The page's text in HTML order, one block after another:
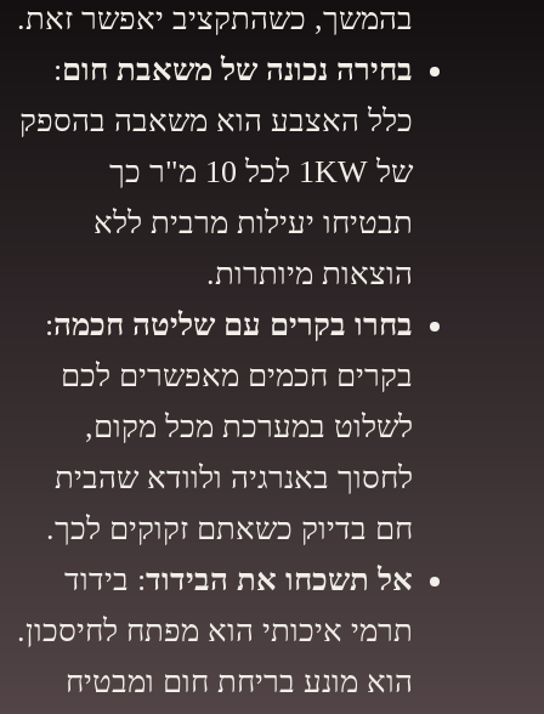
בהמשך, כשהתקציב יאפשר זאת.
בחירה נכונה של משאבת חום:
כלל האצבע הוא משאבה בהספק
של 1KW לכל 10 מ"ר כך
תבטיחו יעילות מרבית ללא
הוצאות מיותרות.
בחרו בקרים עם שליטה חכמה:
בקרים חכמים מאפשרים לכם
לשלוט במערכת מכל מקום,
לחסוך באנרגיה ולוודא שהבית
חם בדיוק כשאתם זקוקים לכך.
אל תשכחו את הבידוד: בידוד
תרמי איכותי הוא מפתח לחיסכון.
הוא מונע בריחת חום ומבטיח